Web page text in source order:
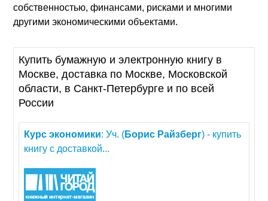
собственностью, финансами, рисками и многими
другими экономическими объектами.
Купить бумажную и электронную книгу в
Москве, доставка по Москве, Московской
области, в Санкт-Петербурге и по всей
России
Курс экономики: Уч. (Борис Райзберг) - купить
книгу с доставкой...